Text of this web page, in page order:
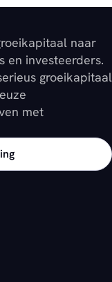
naar
en investeerders.
groeikapitaal
met